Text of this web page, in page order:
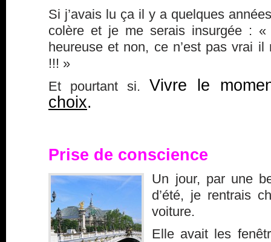
Si j’avais lu ça il y a quelques
colère et je me serais insurgée :
heureuse et non, ce n’est pas vrai
!!! »
Et pourtant si. Vivre le
choix.
Prise de conscience
Un jour, par une
d’été, je rentrais
voiture.
Elle avait les